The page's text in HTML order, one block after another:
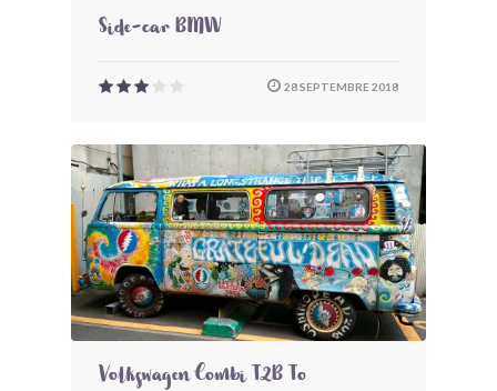
Side-car BMW
28 SEPTEMBRE 2018
Volkswagen Combi T2B To